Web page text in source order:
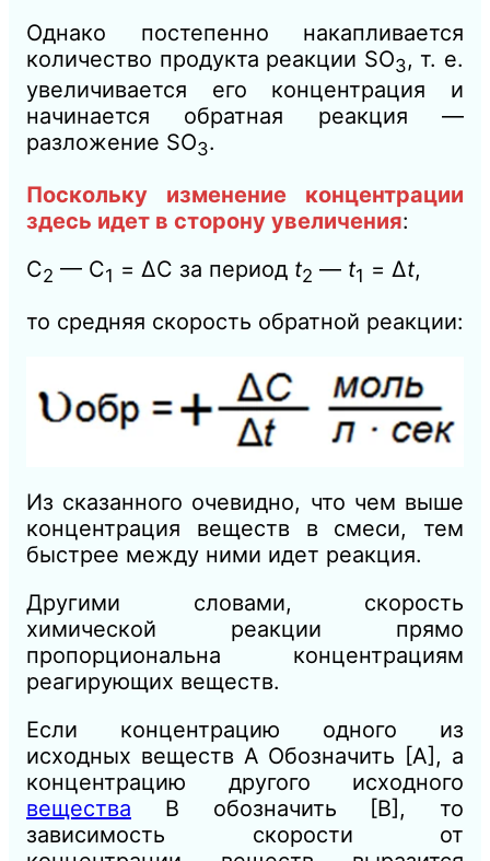
Однако постепенно накапливается
количество продукта реакции SО3, т. е.
увеличивается его концентрация и
начинается обратная реакция —
разложение SО3.
Поскольку изменение концентрации
здесь идет в сторону увеличения:
С2 — С1 = ΔС за период t2 — t1 = Δt,
то средняя скорость обратной реакции:
Из сказанного очевидно, что чем выше
концентрация веществ в смеси, тем
быстрее между ними идет реакция.
Другими словами, скорость
химической реакции прямо
пропорциональна концентрациям
реагирующих веществ.
Если концентрацию одного из
исходных веществ А Обозначить [А], а
концентрацию другого исходного
вещества В обозначить [В], то
зависимость скорости от